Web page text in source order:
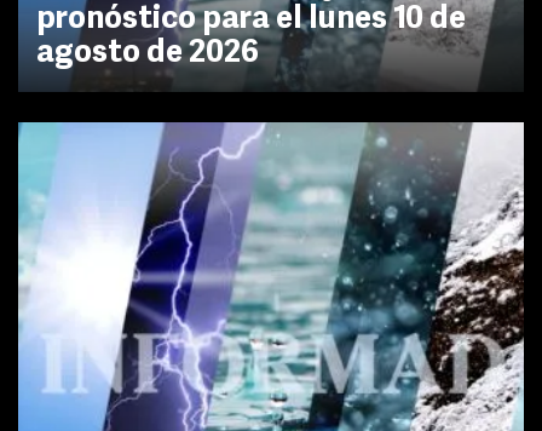
pronóstico para el lunes 10 de
agosto de 2026